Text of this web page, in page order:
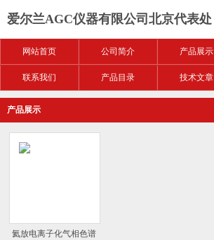
爱尔兰AGC仪器有限公司北京代表处
网站首页 公司简介 产品展示
联系我们 产品目录 技术文章
产品展示
氦放电离子化气相色谱